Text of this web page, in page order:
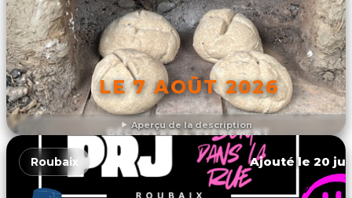
Aperçu de la description
LE 7 AOÛT 2026
DÉCOUVRIR L'ÉVÉNEMENT
Roubaix Ajouté le 20